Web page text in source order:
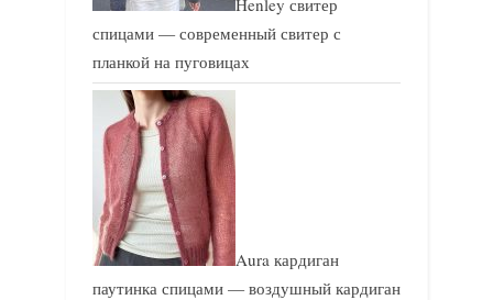
спицами — современный свитер с
планкой на пуговицах
Aura кардиган
паутинка спицами — воздушный кардиган